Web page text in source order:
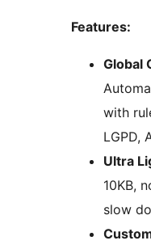
Features:
Global
with
LGPD,
Ultra
10KB,
slow